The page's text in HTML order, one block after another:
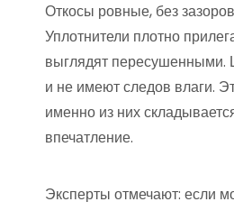
Откосы ровные, без
Уплотнители плотно
выглядят
и не имеют следов влаги.
именно из них
впечатление.
Эксперты отмечают: если